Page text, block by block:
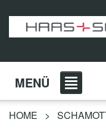
MENÜ
HOME >